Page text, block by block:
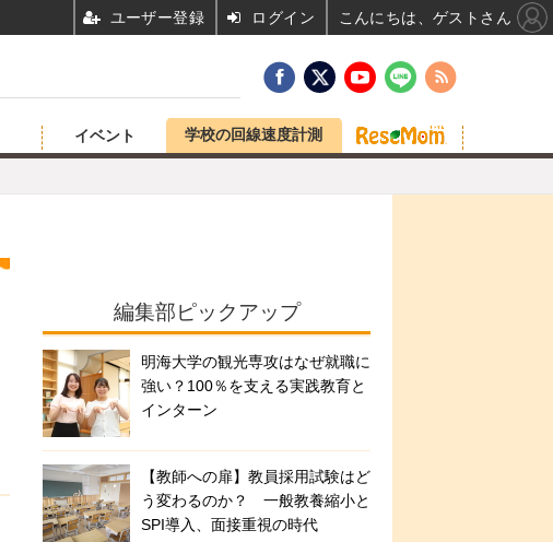
イベント 学校の回線速度計測
編集部ピックアップ
明海大学の観光専攻はなぜ就職に
強い？100％を支える実践教育と
インターン
【教師への扉】教員採用試験はど
う変わるのか？ 一般教養縮小と
SPI導入、面接重視の時代
ユーザー登録 ログイン こんにちは、ゲストさん